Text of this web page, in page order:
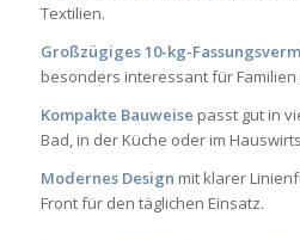
Textilien.
Großzügiges 10-kg-
besonders interessant für
Kompakte Bauweise passt gut in
Bad, in der Küche oder im
Modernes Design mit klarer
Front für den täglichen Einsatz.